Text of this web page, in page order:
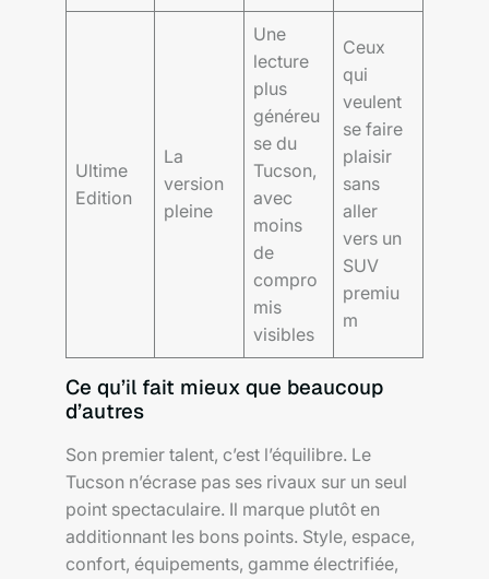
Ultime
Edition
La
version
pleine
Une
lecture
plus
généreu
se du
Tucson,
avec
moins
de
compro
mis
visibles
Ceux
qui
veulent
se faire
plaisir
sans
aller
vers un
SUV
premiu
m
Ce qu’il fait mieux que beaucoup
d’autres
Son premier talent, c’est l’équilibre. Le
Tucson n’écrase pas ses rivaux sur un seul
point spectaculaire. Il marque plutôt en
additionnant les bons points. Style, espace,
confort, équipements, gamme électrifiée,